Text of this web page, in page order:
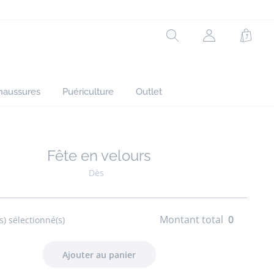
Rechercher
Mon
Puériculture Outlet
Fête en velours
Dès
sélectionné(s) Montant total 0